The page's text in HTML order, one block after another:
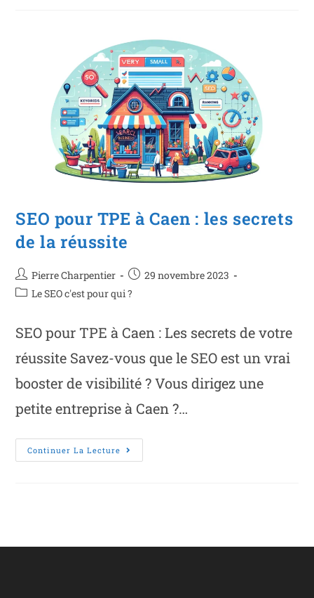
SEO pour TPE à Caen : les secrets
de la réussite
Pierre Charpentier
29 novembre 2023
Le SEO c'est pour qui ?
SEO pour TPE à Caen : Les secrets de votre
réussite Savez-vous que le SEO est un vrai
booster de visibilité ? Vous dirigez une
petite entreprise à Caen ?…
Continuer La Lecture